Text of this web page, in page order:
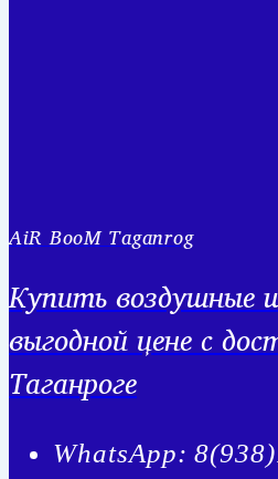
AiR BooM Taganrog
Купить воздушные
выгодной цене с
Таганроге
WhatsApp: